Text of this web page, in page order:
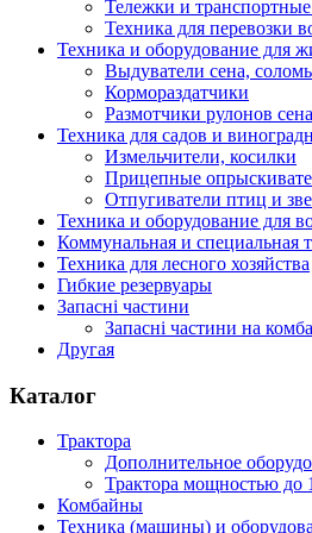
Тележки и транспортные
Техника для перевозки
Техника и оборудование для
Выдуватели сена,
Кормораздатчики
Размотчики рулонов
Техника для садов и
Измельчители, косилки
Прицепные
Отпугиватели птиц и
Техника и оборудование для
Коммунальная и специальная
Техника для лесного хозяйства
Гибкие резервуары
Запасні частини
Запасні частини на
Другая
Каталог
Трактора
Дополнительное
Трактора мощностью до
Комбайны
Техника (машины) и